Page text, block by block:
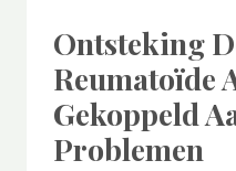
Ontsteking
Reumatoïde
Gekoppeld
Problemen